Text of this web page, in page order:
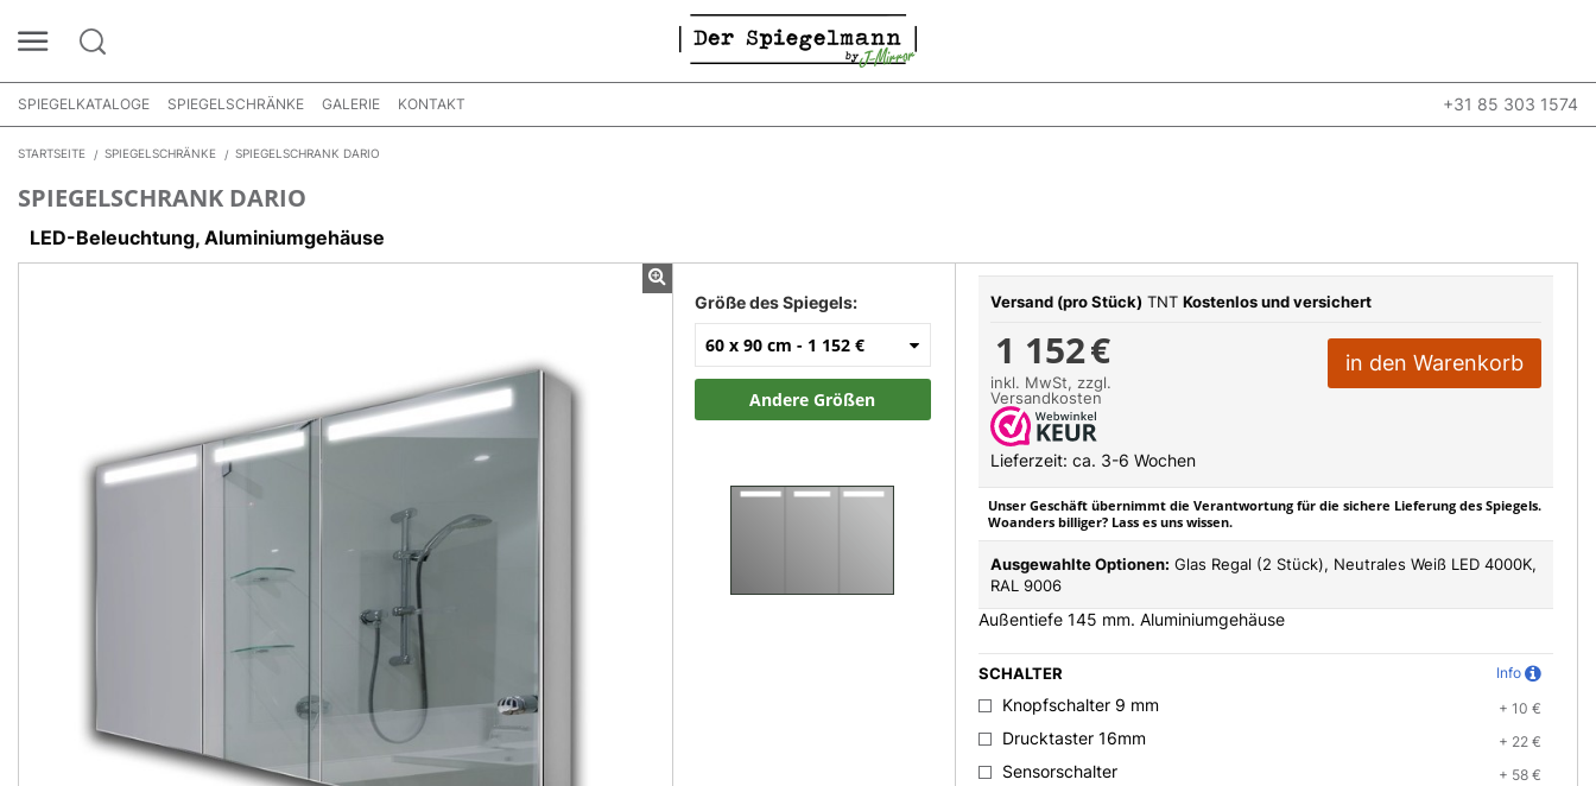
SPIEGELKATALOGE SPIEGELSCHRÄNKE GALERIE KONTAKT +31 85 303 1574
STARTSEITE SPIEGELSCHRÄNKE SPIEGELSCHRANK DARIO
SPIEGELSCHRANK DARIO
LED-Beleuchtung, Aluminiumgehäuse
Größe des Spiegels:
60 x 90 cm - 1 152 €
Andere Größen
Versand (pro Stück) TNT Kostenlos und versichert
1 152€
inkl. MwSt, zzgl.
Versandkosten
in den Warenkorb
Lieferzeit: ca. 3-6 Wochen
Unser Geschäft übernimmt die Verantwortung für die sichere Lieferung des Spiegels.
Woanders billiger? Lass es uns wissen.
Ausgewahlte Optionen: Glas Regal (2 Stück), Neutrales Weiß LED 4000K,
RAL 9006
Außentiefe 145 mm. Aluminiumgehäuse
SCHALTER Info
Knopfschalter 9 mm + 10 €
Drucktaster 16mm + 22 €
Sensorschalter + 58 €